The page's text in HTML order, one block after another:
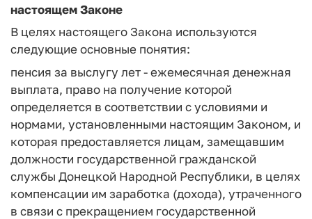
настоящем Законе
В целях настоящего Закона используются
следующие основные понятия:
пенсия за выслугу лет- ежемесячная денежная
выплата, право на получение которой
определяется в соответствии с условиями и
нормами, установленными настоящим Законом, и
которая предоставляется лицам, замещавшим
должности государственной гражданской
службы Донецкой Народной Республики, в целях
компенсации им заработка (дохода), утраченного
в связи с прекращением государственной